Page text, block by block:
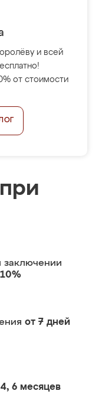
и всей
от стоимости
заключении
от 7 дней
6 месяцев